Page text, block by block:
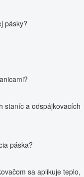
pásky?
staníc a odspájkovacích
páska?
sa aplikuje teplo,